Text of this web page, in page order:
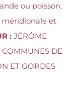
ou poisson,
et
:JÉRÔME
COMMUNES DE
ET GORDES